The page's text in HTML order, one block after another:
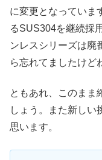
に変更となっていま
るSUS304を継続採
ンレスシリーズは廃
ら忘れてましたけど
ともあれ、このまま
しょう。また新しい
思います。